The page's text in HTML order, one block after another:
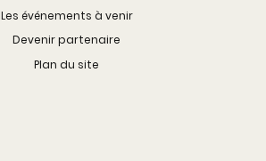
Les événements à venir
Devenir partenaire
Plan du site